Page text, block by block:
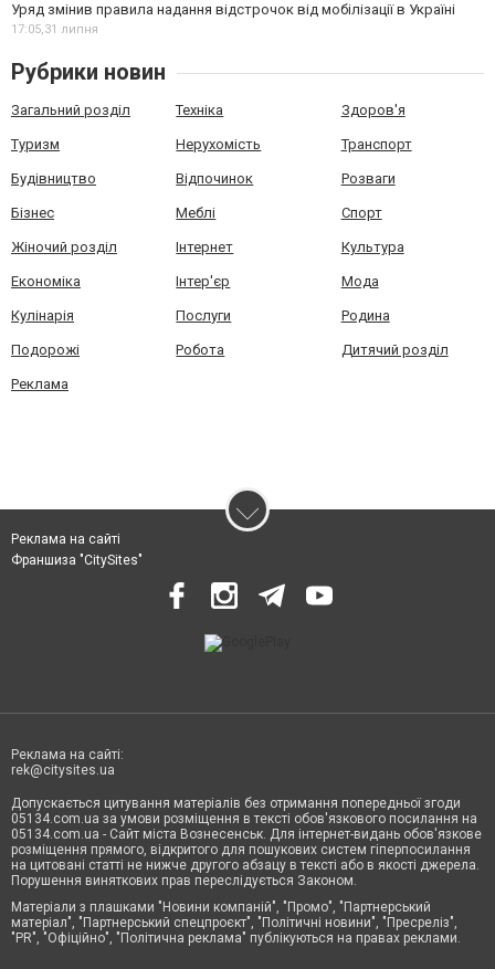
Уряд змінив правила надання відстрочок від мобілізації в Україні
17:05,31 липня
Рубрики новин
Загальний розділ Техніка Здоров'я
Туризм Нерухомість Транспорт
Будівництво Відпочинок Розваги
Бізнес Меблі Спорт
Жіночий розділ Інтернет Культура
Економіка Інтер'єр Мода
Кулінарія Послуги Родина
Подорожі Робота Дитячий розділ
Реклама
Реклама на сайті
Франшиза "CitySites"
Реклама на сайті:
rek@citysites.ua
Допускається цитування матеріалів без отримання попередньої згоди
05134.com.ua за умови розміщення в тексті обов'язкового посилання на
05134.com.ua - Сайт міста Вознесенськ. Для інтернет-видань обов'язкове
розміщення прямого, відкритого для пошукових систем гіперпосилання
на цитовані статті не нижче другого абзацу в тексті або в якості джерела.
Порушення виняткових прав переслідується Законом.
Матеріали з плашками "Новини компаній", "Промо", "Партнерський
матеріал", "Партнерський спецпроєкт", "Політичні новини", "Пресреліз",
"PR", "Офіційно", "Політична реклама" публікуються на правах реклами.